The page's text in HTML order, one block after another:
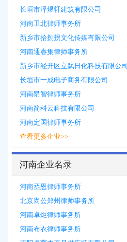
长垣市泽煜轩建筑有限公司
河南卫北律师事务所
新乡市拾捌拐文化传媒有限公司
河南通睿集律师事务所
新乡市经开区立飘日化科技有限公司
长垣市一成电子商务有限公司
河南昂智律师事务所
河南简科云科技有限公司
河南定国律师事务所
查看更多企业>>
河南企业名录
河南丞恩律师事务所
北京尚公郑州律师事务所
河南卓炬律师事务所
河南布衣律师事务所